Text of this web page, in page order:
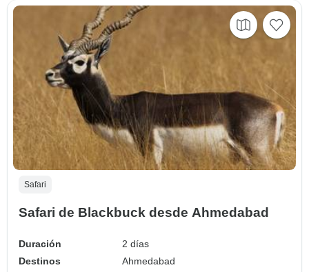
Safari
Safari de Blackbuck desde Ahmedabad
Duración
2 días
Destinos
Ahmedabad